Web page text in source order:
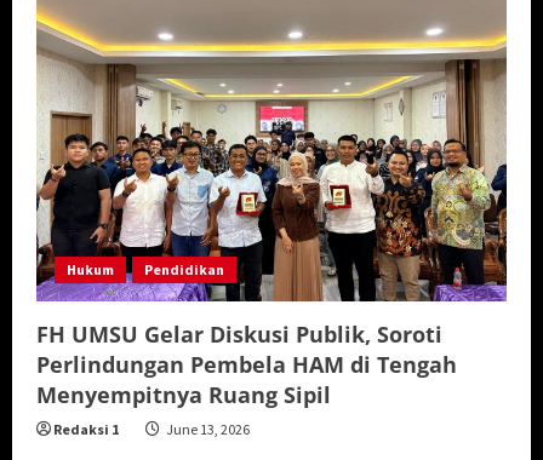
Hukum Pendidikan
FH UMSU Gelar Diskusi Publik, Soroti
Perlindungan Pembela HAM di Tengah
Menyempitnya Ruang Sipil
Redaksi 1 June 13, 2026